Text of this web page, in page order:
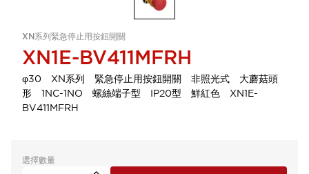
XN系列緊急停止用按鈕開關
XN1E-BV411MFRH
φ30 XN系列 緊急停止用按鈕開關 非照光式 大蘑菇頭
形 1NC-1NO 螺絲端子型 IP20型 鮮紅色 XN1E-
BV411MFRH
選擇數量